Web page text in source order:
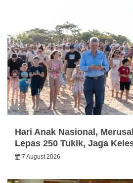
Hari Anak Nasional,
Lepas 250 Tukik, Jaga
7 August 2026